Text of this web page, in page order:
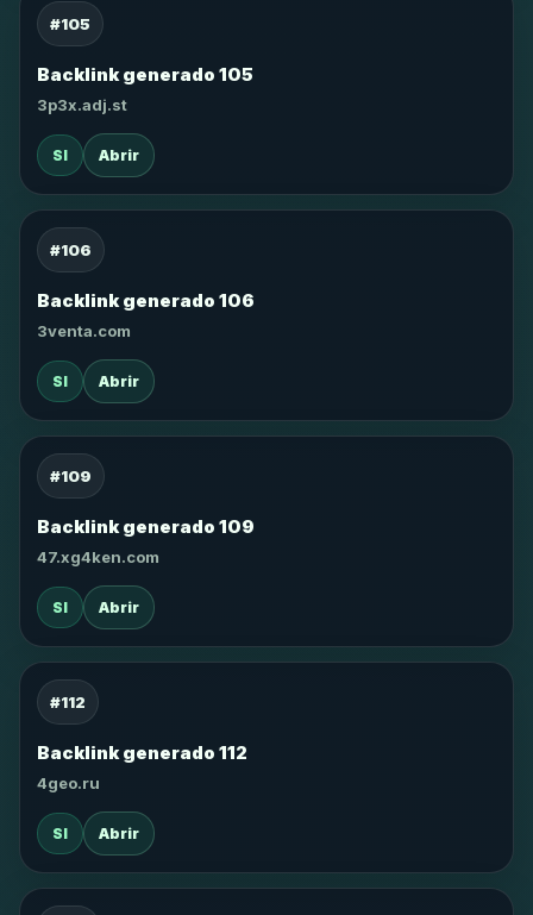
#105
Backlink generado 105
3p3x.adj.st
SI Abrir
#106
Backlink generado 106
3venta.com
SI Abrir
#109
Backlink generado 109
47.xg4ken.com
SI Abrir
#112
Backlink generado 112
4geo.ru
SI Abrir